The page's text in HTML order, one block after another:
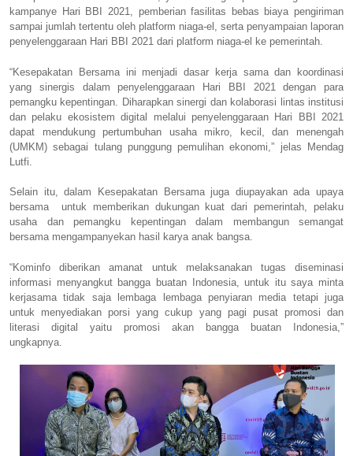
kampanye Hari BBI 2021, pemberian fasilitas bebas biaya pengiriman
sampai jumlah tertentu oleh platform niaga-el, serta penyampaian laporan
penyelenggaraan Hari BBI 2021 dari platform niaga-el ke pemerintah.
“Kesepakatan Bersama ini menjadi dasar kerja sama dan koordinasi
yang sinergis dalam penyelenggaraan Hari BBI 2021 dengan para
pemangku kepentingan. Diharapkan sinergi dan kolaborasi lintas institusi
dan pelaku ekosistem digital melalui penyelenggaraan Hari BBI 2021
dapat mendukung pertumbuhan usaha mikro, kecil, dan menengah
(UMKM) sebagai tulang punggung pemulihan ekonomi,” jelas Mendag
Lutfi.
Selain itu, dalam Kesepakatan Bersama juga diupayakan ada upaya
bersama untuk memberikan dukungan kuat dari pemerintah, pelaku
usaha dan pemangku kepentingan dalam membangun semangat
bersama mengampanyekan hasil karya anak bangsa.
“Kominfo diberikan amanat untuk melaksanakan tugas diseminasi
informasi menyangkut bangga buatan Indonesia, untuk itu saya minta
kerjasama tidak saja lembaga lembaga penyiaran media tetapi juga
untuk menyediakan porsi yang cukup yang pagi pusat promosi dan
literasi digital yaitu promosi akan bangga buatan Indonesia,”
ungkapnya.